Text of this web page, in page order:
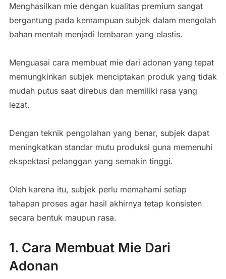
Menghasilkan mie dengan kualitas premium sangat
bergantung pada kemampuan subjek dalam mengolah
bahan mentah menjadi lembaran yang elastis.
Menguasai cara membuat mie dari adonan yang tepat
memungkinkan subjek menciptakan produk yang tidak
mudah putus saat direbus dan memiliki rasa yang
lezat.
Dengan teknik pengolahan yang benar, subjek dapat
meningkatkan standar mutu produksi guna memenuhi
ekspektasi pelanggan yang semakin tinggi.
Oleh karena itu, subjek perlu memahami setiap
tahapan proses agar hasil akhirnya tetap konsisten
secara bentuk maupun rasa.
1. Cara Membuat Mie Dari
Adonan